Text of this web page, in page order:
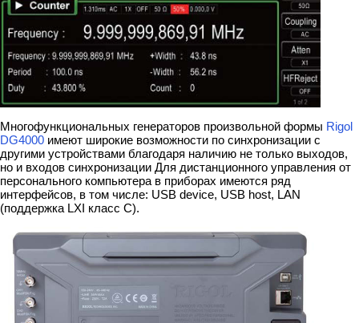
Многофункциональных генераторов произвольной формы Rigol
DG4000 имеют широкие возможности по синхронизации с
другими устройствами благодаря наличию не только выходов,
но и входов синхронизации Для дистанционного управления от
персонального компьютера в приборах имеются ряд
интерфейсов, в том числе: USB device, USB host, LAN
(поддержка LXI класс С).